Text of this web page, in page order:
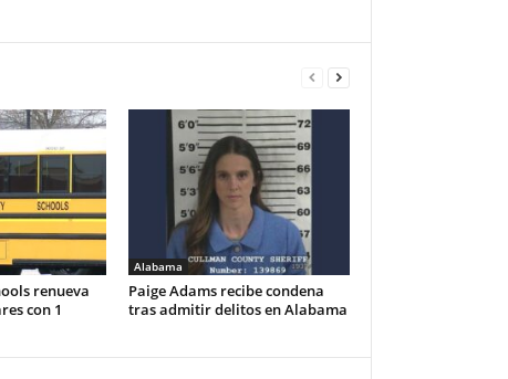
renueva
con 1
Alabama
Paige Adams recibe condena
tras admitir delitos en Alabama